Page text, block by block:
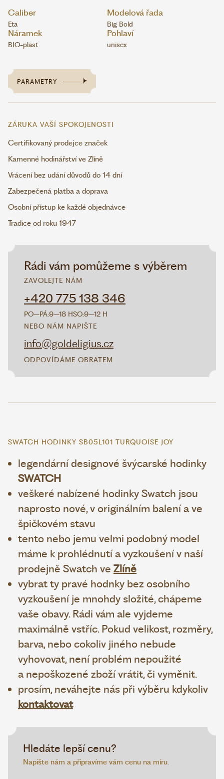
Rádi vám pomůžeme s výběrem
ZAVOLEJTE NÁM
+420 775 138 346
PO–PÁ:9–18 HSO:9–12 H
NEBO NÁM NAPIŠTE
info@goldeligius.cz
ODPOVÍDÁME OBRATEM
Caliber
Eta
Modelová řada
Big Bold
Náramek
BIO-plast
Pohlaví
unisex
PARAMETRY
ZÁRUKA VAŠÍ SPOKOJENOSTI
Certifikovaný prodejce značek
Kamenné hodinářství ve Zlíně
Vrácení bez udání důvodů do 14 dní
Zabezpečená platba a doprava
Osobní přístup ke každé objednávce
Tradice od roku 1947
SWATCH HODINKY SB05L101 TURQUOISE JOY
legendární designové švýcarské hodinky
SWATCH
veškeré nabízené hodinky Swatch jsou
naprosto nové, v originálním balení a ve
špičkovém stavu
tento nebo jemu velmi podobný model
máme k prohlédnutí a vyzkoušení v naší
prodejně Swatch ve Zlíně
vybrat ty pravé hodnky bez osobního
vyzkoušení je mnohdy složité, chápeme
vaše obavy. Rádi vám ale vyjdeme
maximálně vstříc. Pokud velikost, rozměry,
barva, nebo cokoliv jiného nebude
vyhovovat, není problém nepoužité
a nepoškozené zboží vrátit, či vyměnit.
prosím, neváhejte nás při výběru kdykoliv
kontaktovat
Hledáte lepší cenu?
Napište nám a připravíme vám cenu na míru.